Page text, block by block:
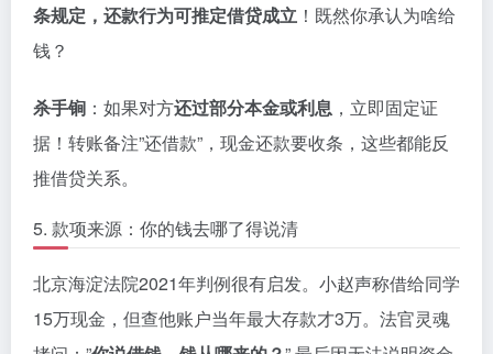
条规定，还款行为可推定借贷成立 ！既然你承认为啥给
钱？
杀手锏 ：如果对方还过部分本金或利息 ，立即固定证
据！转账备注”还借款”，现金还款要收条，这些都能反
推借贷关系。
5. 款项来源：你的钱去哪了得说清
北京海淀法院2021年判例很有启发。小赵声称借给同学
15万现金，但查他账户当年最大存款才3万。法官灵魂